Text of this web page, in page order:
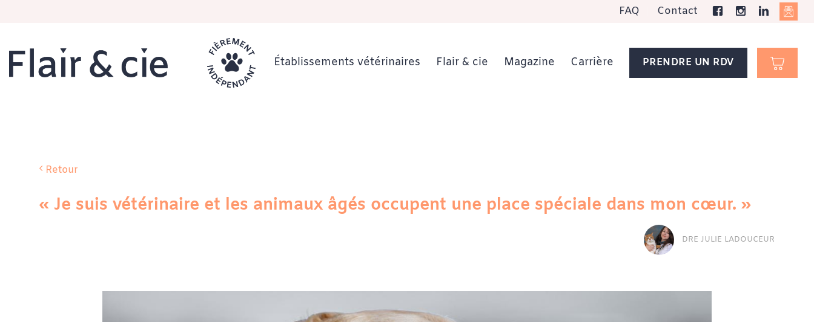
FAQ Contact
Établissements vétérinaires Flair & cie Magazine Carrière PRENDRE UN RDV
Retour
« Je suis vétérinaire et les animaux âgés occupent une place spéciale dans mon cœur. »
DRE JULIE LADOUCEUR